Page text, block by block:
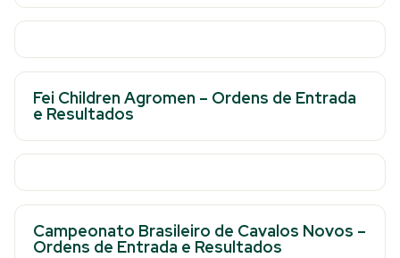
Fei Children Agromen – Ordens de Entrada
e Resultados
Campeonato Brasileiro de Cavalos Novos –
Ordens de Entrada e Resultados